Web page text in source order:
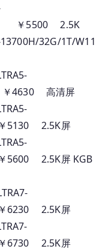
￥5500 2.5K
32G/1T/W11
4630 高清屏
2.5K屏
2.5K屏 KGB
2.5K屏
2.5K屏